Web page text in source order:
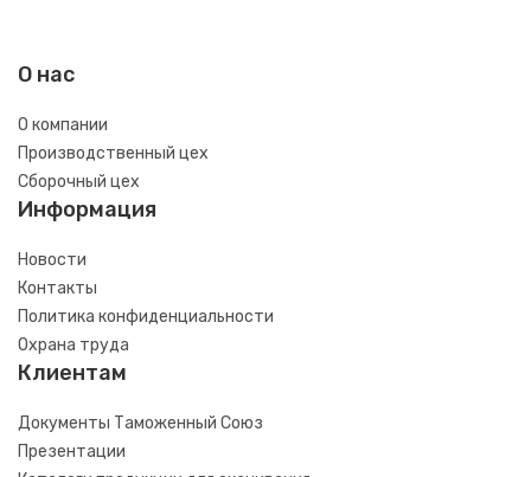
О нас
О компании
Производственный цех
Сборочный цех
Информация
Новости
Контакты
Политика конфиденциальности
Охрана труда
Клиентам
Документы Таможенный Союз
Презентации